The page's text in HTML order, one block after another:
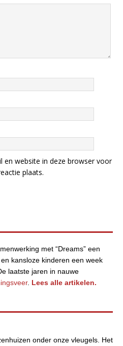
en website in deze browser voor
plaats.
met “Dreams” een
kansloze kinderen een week
laatste jaren in nauwe
. Lees alle artikelen.
onder onze vleugels. Het